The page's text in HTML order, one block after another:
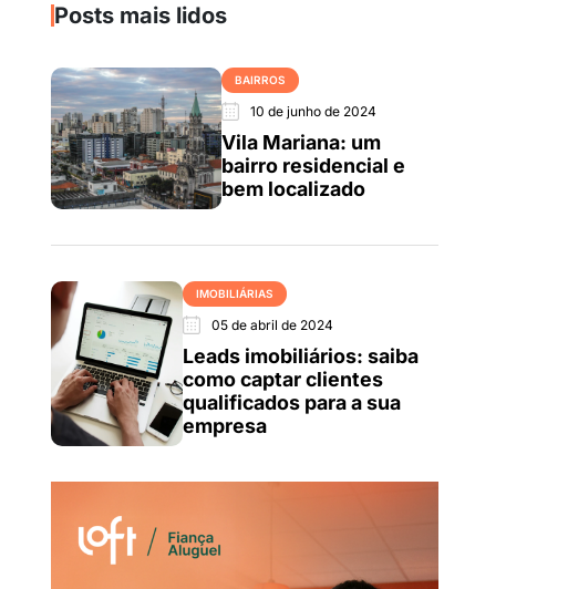
Posts mais lidos
BAIRROS
10 de junho de 2024
Vila Mariana: um
bairro residencial e
bem localizado
IMOBILIÁRIAS
05 de abril de 2024
Leads imobiliários: saiba
como captar clientes
qualificados para a sua
empresa